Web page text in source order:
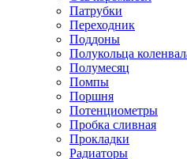
Патрубки
Переходник
Поддоны
Полукольца
Полумесяц
Помпы
Поршня
Потенциометры
Пробка сливная
Прокладки
Радиаторы